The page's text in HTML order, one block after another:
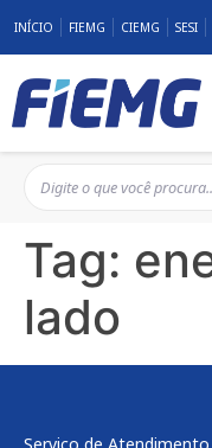
INÍCIO FIEMG CIEMG SESI
Tag:
lado